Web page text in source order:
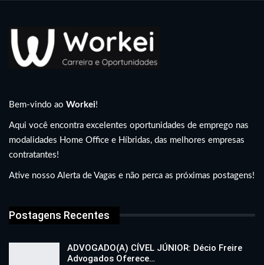
Bem-vindo ao Workei!
Aqui você encontra excelentes oportunidades de emprego nas
modalidades Home Office e Híbridas, das melhores empresas
contratantes!
Ative nosso Alerta de Vagas e não perca as próximas postagens!
Postagens Recentes
ADVOGADO(A) CÍVEL JÚNIOR: Décio Freire
Advogados Oferece…